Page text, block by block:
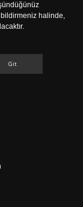
halinde,